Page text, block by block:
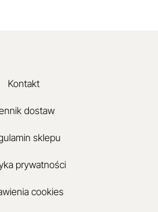
Kontakt
dostaw
sklepu
prywatności
cookies